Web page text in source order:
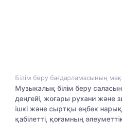
Білім беру бағдарламасының
Музыкалық білім беру
деңгейі, жоғары рухани және
ішкі және сыртқы еңбек
қабілетті, қоғамның